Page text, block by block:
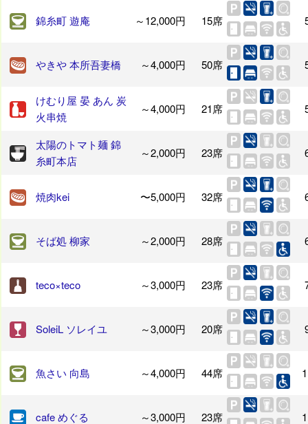
錦糸町 遊庵 ～12,000円 15席
やきや 本所吾妻橋 ～4,000円 50席
けむり屋 晏 あん 炭
火串焼
～4,000円 21席
太陽のトマト麺 錦
糸町本店
～2,000円 23席
焼肉kei 〜5,000円 32席
そば処 柳家 ～2,000円 28席
teco×teco ～3,000円 23席
SoleiL ソレイユ ～3,000円 20席
魚さい 向島 ～4,000円 44席
cafe めぐる ～3,000円 23席